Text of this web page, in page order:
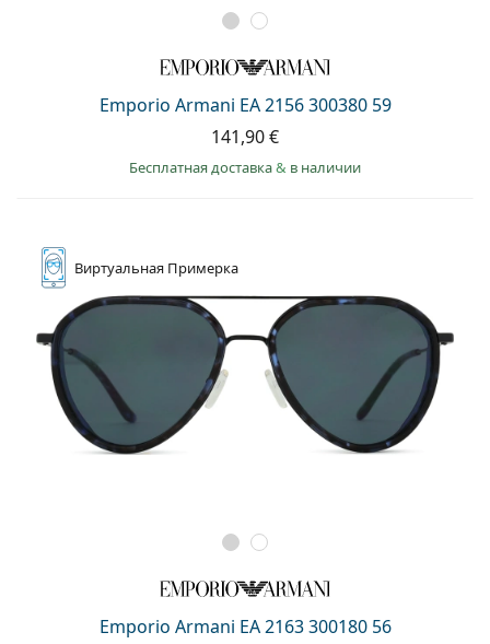
Emporio Armani EA 2156 300380 59
141,90 €
Бесплатная доставка& в наличии
Виртуальная Примерка
Emporio Armani EA 2163 300180 56